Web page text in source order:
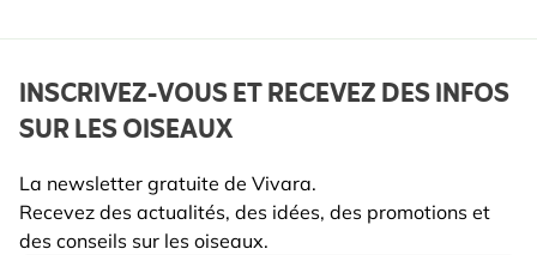
INSCRIVEZ-VOUS ET RECEVEZ DES INFOS
SUR LES OISEAUX
La newsletter gratuite de Vivara.
Recevez des actualités, des idées, des promotions et
des conseils sur les oiseaux.